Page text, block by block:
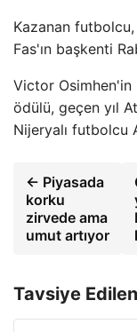
Kazanan futbolcu,
Fas'ın başkenti
Victor Osimhen'in
ödülü, geçen yıl
Nijeryalı futbolcu
← Piyasada
korku
zirvede ama
umut artıyor
Tavsiye